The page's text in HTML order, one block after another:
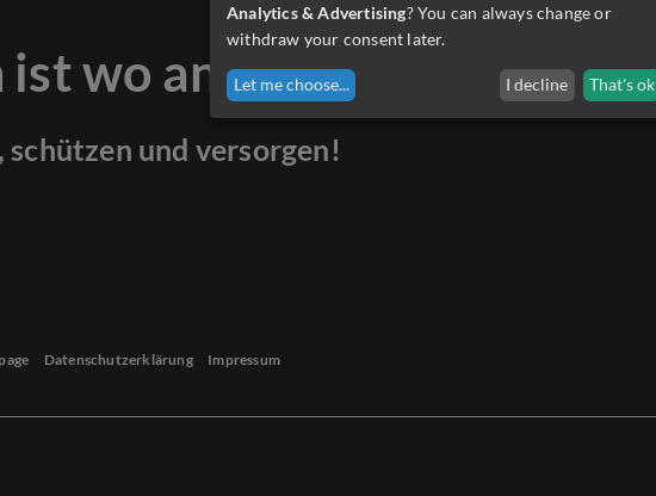
wo anders.
und versorgen!
Datenschutzerklärung Impressum
Analytics & Advertising? You can always change or
withdraw your consent later.
Let me choose... I decline That's ok